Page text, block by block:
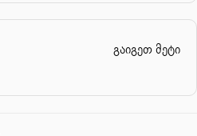
გაიგეთ მეტი